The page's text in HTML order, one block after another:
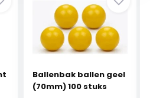
Ballenbak ballen geel
(70mm) 100 stuks